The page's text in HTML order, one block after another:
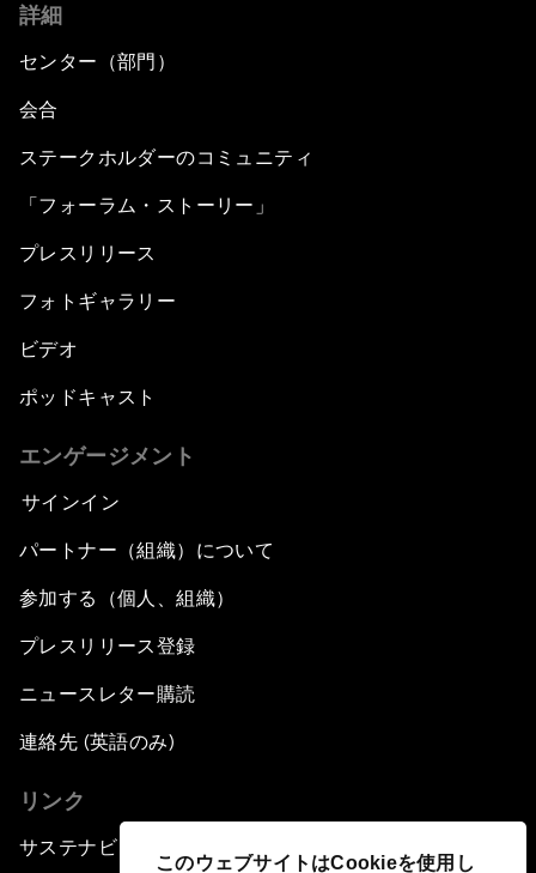
このウェブサイトはCookieを使用し
詳細
センター（部門）
会合
ステークホルダーのコミュニティ
「フォーラム・ストーリー」
プレスリリース
フォトギャラリー
ビデオ
ポッドキャスト
エンゲージメント
サインイン
パートナー（組織）について
参加する（個人、組織）
プレスリリース登録
ニュースレター購読
連絡先 (英語のみ)
リンク
サステナビリティへの取り組み